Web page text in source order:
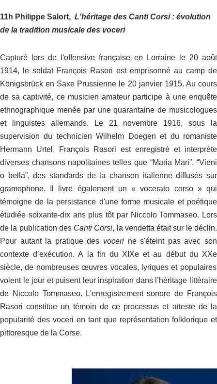
11h Philippe Salort, L'héritage des Canti Corsi : évolution
de la tradition musicale des voceri
Capturé lors de l'offensive française en Lorraine le 20 août
1914, le soldat François Rasori est emprisonné au camp de
Königsbrück en Saxe Prussienne le 20 janvier 1915. Au cours
de sa captivité, ce musicien amateur participe à une enquête
ethnographique menée par une quarantaine de musicologues
et linguistes allemands. Le 21 novembre 1916, sous la
supervision du technicien Wilhelm Doegen et du romaniste
Hermann Urtel, François Rasori est enregistré et interprète
diverses chansons napolitaines telles que “Maria Mari”, “Vieni
o bella”, des standards de la chanson italienne diffusés sur
gramophone. Il livre également un « vocerato corso » qui
témoigne de la persistance d'une forme musicale et poétique
étudiée soixante-dix ans plus tôt par Niccolo Tommaseo. Lors
de la publication des Canti Corsi, la vendetta était sur le déclin.
Pour autant la pratique des voceri ne s'éteint pas avec son
contexte d’exécution. A la fin du XIXeet au début du XXe
siècle, de nombreuses œuvres vocales, lyriques et populaires
voient le jour et puisent leur inspiration dans l’héritage littéraire
de Niccolo Tommaseo. L’enregistrement sonore de François
Rasori constitue un témoin de ce processus et atteste de la
popularité des voceri en tant que représentation folklorique et
pittoresque de la Corse.